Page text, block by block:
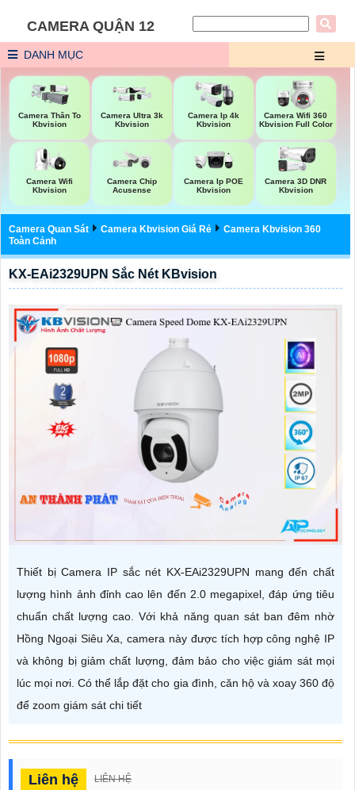
CAMERA QUẬN 12
DANH MỤC
Camera Thân To
Kbvision
Camera Ultra 3k
Kbvision
Camera Ip 4k
Kbvision
Camera Wifi 360
Kbvision Full Color
Camera Wifi
Kbvision
Camera Chip
Acusense
Camera Ip POE
Kbvision
Camera 3D DNR
Kbvision
Camera Quan Sát Camera Kbvision Giá Rẻ
Camera Kbvision 360
Toàn Cảnh
KX-EAi2329UPN Sắc Nét KBvision
Thiết bị Camera IP sắc nét KX-EAi2329UPN mang đến chất
lượng hình ảnh đỉnh cao lên đến 2.0 megapixel, đáp ứng tiêu
chuẩn chất lượng cao. Với khả năng quan sát ban đêm nhờ
Hồng Ngoại Siêu Xa, camera này được tích hợp công nghệ IP
và không bị giảm chất lượng, đảm bảo cho việc giám sát mọi
lúc mọi nơi. Có thể lắp đặt cho gia đình, căn hộ và xoay 360 độ
để zoom giám sát chi tiết
Liên hệ LIÊN HỆ